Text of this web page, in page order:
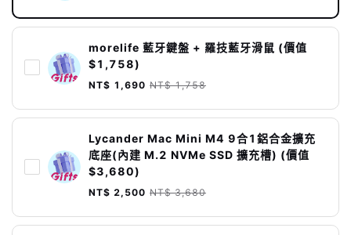
morelife 藍牙鍵盤 + 羅技藍牙滑鼠 (價值
$1,758)
NT$ 1,690 NT$ 1,758
Lycander Mac Mini M4 9合1鋁合金擴充
底座(內建 M.2 NVMe SSD 擴充槽) (價值
$3,680)
NT$ 2,500 NT$ 3,680